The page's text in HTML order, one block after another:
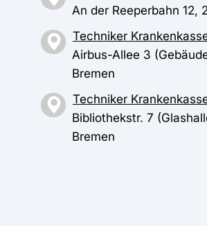
An der Reeperbahn 12,
Techniker
Airbus-Allee 3
Bremen
Techniker
Bibliothekstr. 7
Bremen